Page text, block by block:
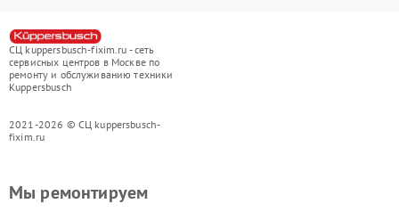
СЦ kuppersbusch-fixim.ru - сеть
сервисных центров в Москве по
ремонту и обслуживанию техники
Kuppersbusch
2021-2026 © СЦ kuppersbusch-
fixim.ru
Мы ремонтируем